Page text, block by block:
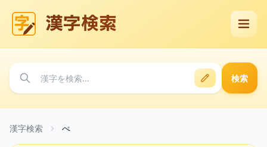
漢字検索
検索
漢字検索 ぺ